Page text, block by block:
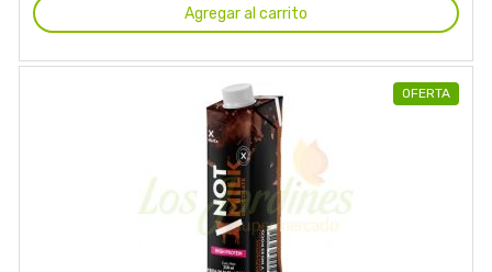
Agregar al carrito
OFERTA